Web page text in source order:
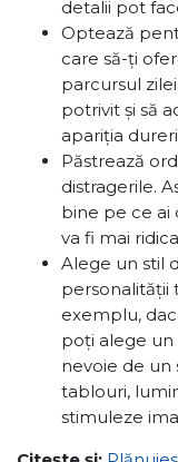
detalii pot
Optează
care să-ți
parcursul
potrivit și să
apariția
Păstrează
distragerile.
bine pe ce ai
va fi mai
Alege un stil
personalității
exemplu,
poți alege un
nevoie de
tablouri,
stimuleze